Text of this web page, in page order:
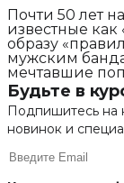
Почти 50 лет
известные как
образу
мужским
мечтавшие
Будьте в
Подпишитесь на
новинок и